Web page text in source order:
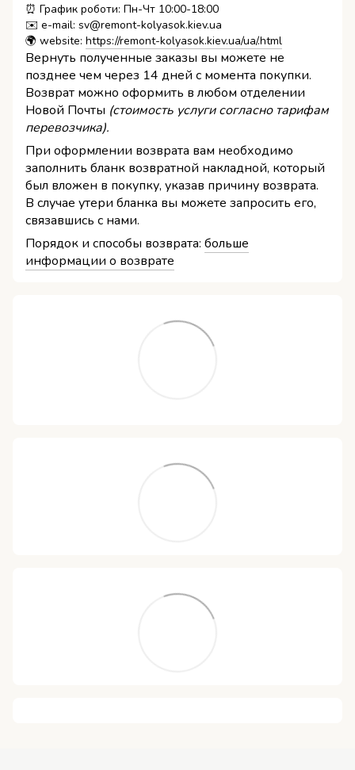
⏰ График роботи: Пн-Чт 10:00-18:00
✉️ e-mail: sv@remont-kolyasok.kiev.ua
🌍 website: https://remont-kolyasok.kiev.ua/ua/.html
Вернуть полученные заказы вы можете не
позднее чем через 14 дней с момента покупки.
Возврат можно оформить в любом отделении
Новой Почты (стоимость услуги согласно тарифам
перевозчика).
При оформлении возврата вам необходимо
заполнить бланк возвратной накладной, который
был вложен в покупку, указав причину возврата.
В случае утери бланка вы можете запросить его,
связавшись с нами.
Порядок и способы возврата: больше
информации о возврате